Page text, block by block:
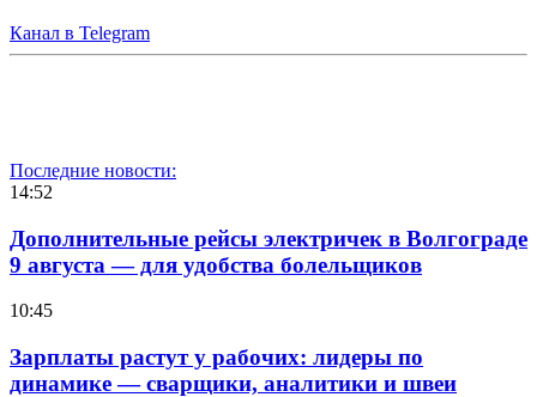
Канал в Telegram
Последние новости:
14:52
Дополнительные рейсы электричек в Волгограде
9 августа — для удобства болельщиков
10:45
Зарплаты растут у рабочих: лидеры по
динамике — сварщики, аналитики и швеи